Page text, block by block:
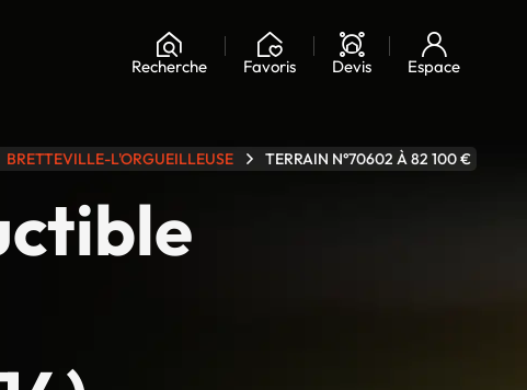
RechercheChargement...
Favoris Devis Espace
BRETTEVILLE-L'ORGUEILLEUSE TERRAIN N°70602 À 82 100 €